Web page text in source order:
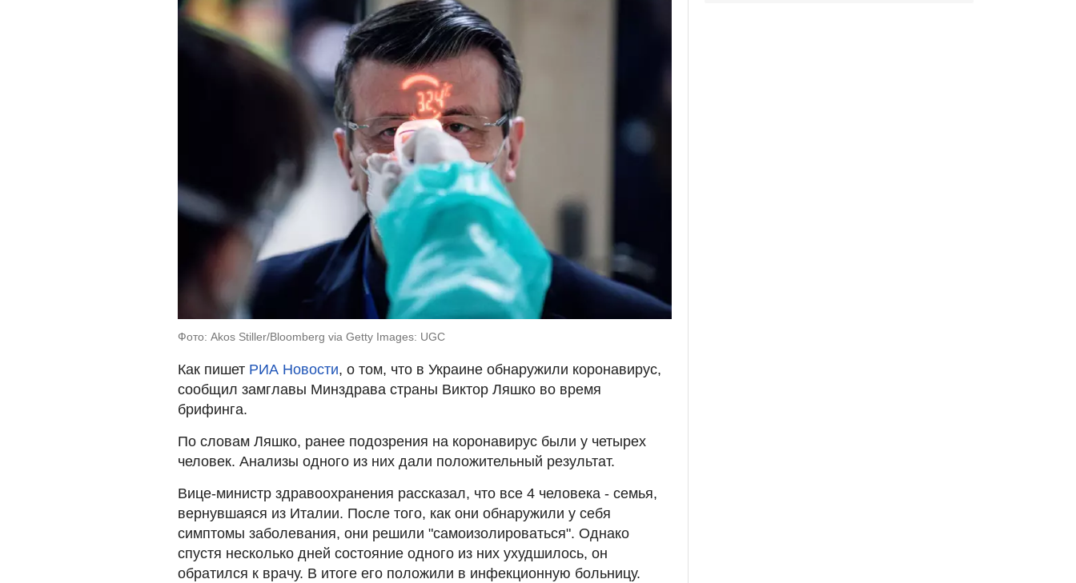
Фото: Akos Stiller/Bloomberg via Getty Images: UGC
Как пишет РИА Новости, о том, что в Украине обнаружили коронавирус,
сообщил замглавы Минздрава страны Виктор Ляшко во время
брифинга.
По словам Ляшко, ранее подозрения на коронавирус были у четырех
человек. Анализы одного из них дали положительный результат.
Вице-министр здравоохранения рассказал, что все 4 человека - семья,
вернувшаяся из Италии. После того, как они обнаружили у себя
симптомы заболевания, они решили "самоизолироваться". Однако
спустя несколько дней состояние одного из них ухудшилось, он
обратился к врачу. В итоге его положили в инфекционную больницу.